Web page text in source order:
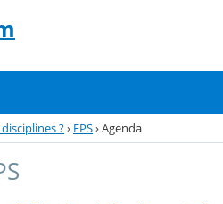
?› EPS›Agenda